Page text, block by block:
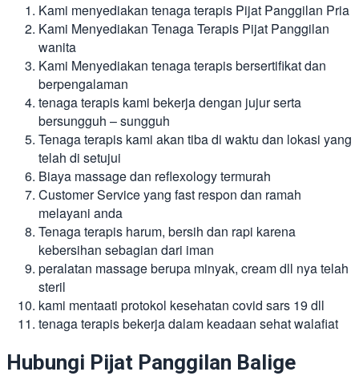
Kami menyediakan tenaga terapis Pijat Panggilan Pria
Kami Menyediakan Tenaga Terapis Pijat Panggilan
wanita
Kami Menyediakan tenaga terapis bersertifikat dan
berpengalaman
tenaga terapis kami bekerja dengan jujur serta
bersungguh – sungguh
Tenaga terapis kami akan tiba di waktu dan lokasi yang
telah di setujui
Biaya massage dan reflexology termurah
Customer Service yang fast respon dan ramah
melayani anda
Tenaga terapis harum, bersih dan rapi karena
kebersihan sebagian dari iman
peralatan massage berupa minyak, cream dll nya telah
steril
kami mentaati protokol kesehatan covid sars 19 dll
tenaga terapis bekerja dalam keadaan sehat walafiat
Hubungi Pijat Panggilan Balige